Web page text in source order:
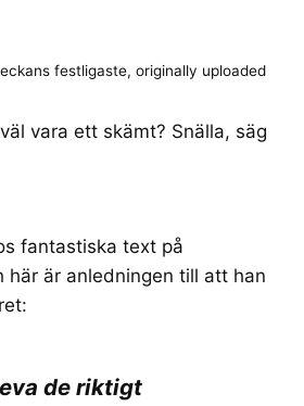
festligaste, originally uploaded
vara ett skämt? Snälla, säg
fantastiska text på
här är anledningen till att han
:
de riktigt